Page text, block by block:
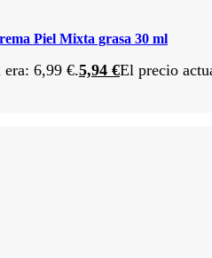
Piel Mixta grasa 30 ml
6,99 €.5,94 €El precio